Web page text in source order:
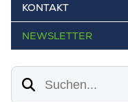
KONTAKT
NEWSLETTER
Suchen